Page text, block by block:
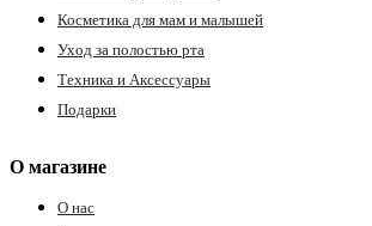
Косметика для мам и малышей
Уход за полостью рта
Техника и Аксессуары
Подарки
О магазине
О нас